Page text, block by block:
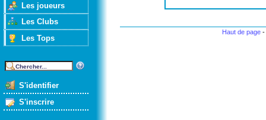
Les joueurs
Les Clubs
Les Tops
S'identifier
S'inscrire
Haut de page